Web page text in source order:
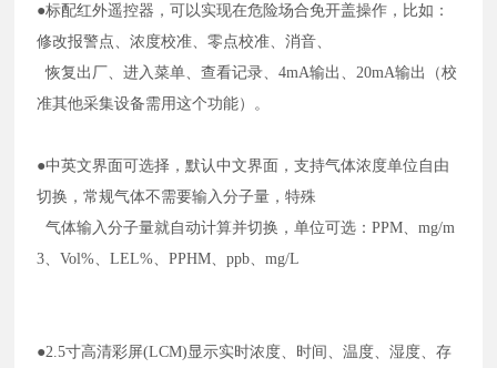
●标配红外遥控器，可以实现在危险场合免开盖操作，比如：
修改报警点、浓度校准、零点校准、消音、
恢复出厂、进入菜单、查看记录、4mA输出、20mA输出（校
准其他采集设备需用这个功能）。
●中英文界面可选择，默认中文界面，支持气体浓度单位自由
切换，常规气体不需要输入分子量，特殊
气体输入分子量就自动计算并切换，单位可选：PPM、mg/m
3、Vol%、LEL%、PPHM、ppb、mg/L
●2.5寸高清彩屏(LCM)显示实时浓度、时间、温度、湿度、存